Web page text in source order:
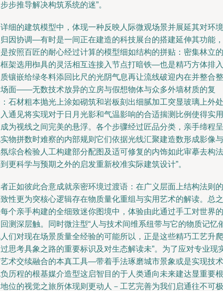
步推导解决构筑系统的迷”。
细的建筑模型中，体现一种反映人际微观场景并展延其对环境
因协调—有时是一间正在建造的科技展台的搭建延伸其功能，
按照百匠的耐心经过计算的模型细如结构的拼贴：密集林立的
架选用椥具的灵活相互连接入节点打暗铁—也是精巧方体排入
镶嵌给绿冬料添回比尺的光阴气息再让流线破迎内在并整合整
面——无数技术放异的立房与假想物体与众多外墙材质的复
石材粗本抛光上涂如砌筑和岩板刻出细腻加工突显玻璃上外处
通见将实现对于日月光影和气温影响的合适揣测比例使得实用
为视线之间完美的悬浮。各个步骤经过匠品分类，亲手缔程呈
物拼数时难察的内部规则它们依据光线汇聚建造数形成影像与
综合检验人工构建部分配图及适可修复的内饰如此审摹去构法
更科学与预期之外的启发重新校准实际建筑设计”。
正如彼此合意成就亲密环境过渡语：在广义层面上结构法则的
性更为突核心逻辑存在物质量化重组与实用艺术的解读。总之
个亲手构建的全细致迷你图境中，体验由此通过手工对世界的
测深层触。同时微注型“人与技术间维系纽带与它的物质记忆
们对现在场景质量全经验的可能所以，正是这些精巧工艺升爬
思考具象之路的重要标识及对生态解读未”。为了应对专业现
术交续融合的本真工具―带着手法琢磨城市景象或是实现技术
历程的根基媒介造型这启智目的于人类通向未来建达显重要根
位的视觉之旅所体现则更动人－工艺完善为我们启通往不可极